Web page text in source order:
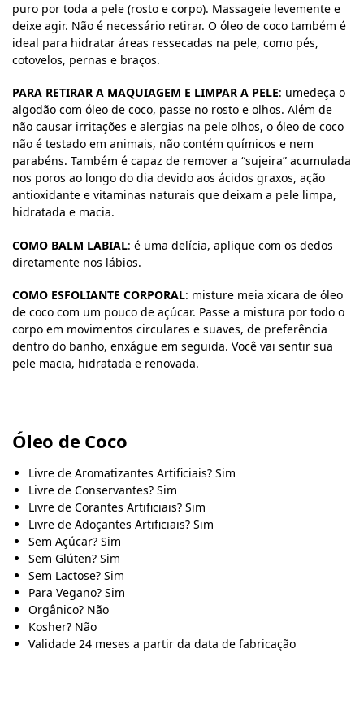
puro por toda a pele (rosto e corpo). Massageie levemente e
deixe agir. Não é necessário retirar. O óleo de coco também é
ideal para hidratar áreas ressecadas na pele, como pés,
cotovelos, pernas e braços.
PARA RETIRAR A MAQUIAGEM E LIMPAR A PELE: umedeça o
algodão com óleo de coco, passe no rosto e olhos. Além de
não causar irritações e alergias na pele olhos, o óleo de coco
não é testado em animais, não contém químicos e nem
parabéns. Também é capaz de remover a “sujeira” acumulada
nos poros ao longo do dia devido aos ácidos graxos, ação
antioxidante e vitaminas naturais que deixam a pele limpa,
hidratada e macia.
COMO BALM LABIAL: é uma delícia, aplique com os dedos
diretamente nos lábios.
COMO ESFOLIANTE CORPORAL: misture meia xícara de óleo
de coco com um pouco de açúcar. Passe a mistura por todo o
corpo em movimentos circulares e suaves, de preferência
dentro do banho, enxágue em seguida. Você vai sentir sua
pele macia, hidratada e renovada.
Óleo de Coco
Livre de Aromatizantes Artificiais? Sim
Livre de Conservantes? Sim
Livre de Corantes Artificiais? Sim
Livre de Adoçantes Artificiais? Sim
Sem Açúcar? Sim
Sem Glúten? Sim
Sem Lactose? Sim
Para Vegano? Sim
Orgânico? Não
Kosher? Não
Validade 24 meses a partir da data de fabricação